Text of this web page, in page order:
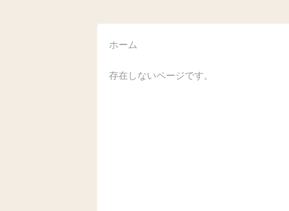
ホーム
存在しないページです。